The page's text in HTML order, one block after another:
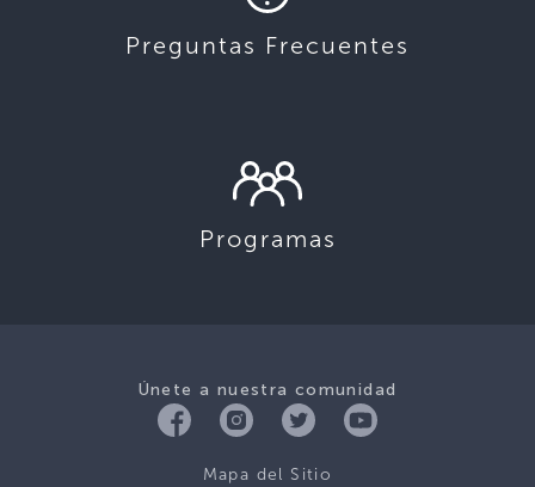
Preguntas Frecuentes
Programas
Únete a nuestra comunidad
Mapa del Sitio